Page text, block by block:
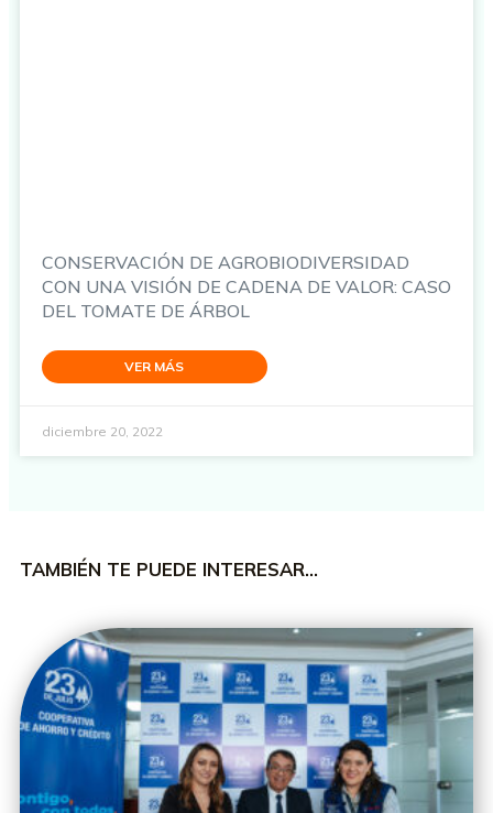
CONSERVACIÓN DE AGROBIODIVERSIDAD
CON UNA VISIÓN DE CADENA DE VALOR: CASO
DEL TOMATE DE ÁRBOL
VER MÁS
diciembre 20, 2022
TAMBIÉN TE PUEDE INTERESAR…